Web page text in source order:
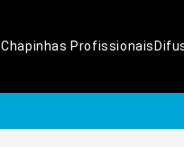
Chapinhas Profissionais